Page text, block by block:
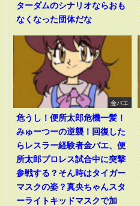
ターダムのシナリオならおも
なくなった団体だな
金バエ
危うし！便所太郎危機一髪！
みゅーつーの逆襲！回復した
らレスラー経験者金バエ、便
所太郎プロレス試合中に突撃
参戦する？そん時はタイガー
マスクの姿？真央ちゃんスタ
ーライトキッドマスクで加